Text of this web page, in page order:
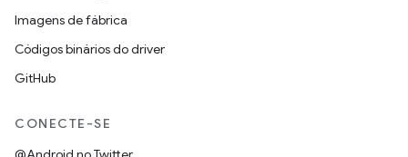
Imagens de fábrica
Códigos binários do driver
GitHub
CONECTE-SE